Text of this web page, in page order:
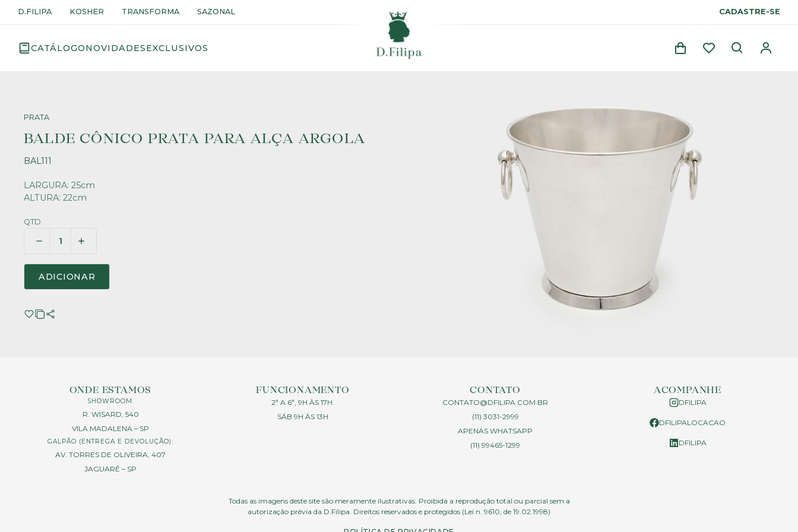
D.FILIPA KOSHER TRANSFORMA SAZONAL CADASTRE-SE
CATÁLOGONOVIDADESEXCLUSIVOS
PRATA
BALDE CÔNICO PRATA PARA ALÇA ARGOLA
BAL111
LARGURA: 25cm
ALTURA: 22cm
QTD.
ADICIONAR
ONDE ESTAMOS
SHOWROOM:
R. WISARD, 540
VILA MADALENA – SP
GALPÃO (ENTREGA E DEVOLUÇÃO):
AV. TORRES DE OLIVEIRA, 407
JAGUARÉ – SP
FUNCIONAMENTO
2ª A 6ª, 9H ÀS 17H.
SÁB 9H ÀS 13H
CONTATO
CONTATO@DFILIPA.COM.BR
(11) 3031-2999
APENAS WHATSAPP
(11) 99465-1299
ACOMPANHE
DFILIPA
DFILIPALOCACAO
DFILIPA
Todas as imagens deste site são meramente ilustrativas. Proibida a reprodução total ou parcial sem a
autorização prévia da D.Filipa. Direitos reservados e protegidos (Lei n. 9610, de 19.02.1998)